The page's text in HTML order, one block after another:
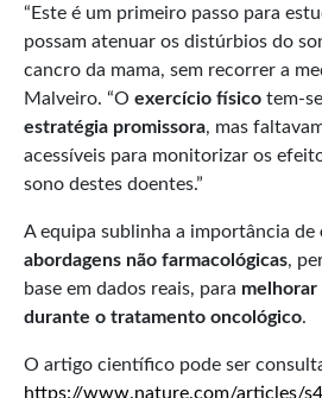
“Este é um primeiro passo para
possam atenuar os distúrbios do
cancro da mama, sem recorrer a
Malveiro. “O exercício físico tem-
estratégia promissora, mas
acessíveis para monitorizar os
sono destes doentes.”
A equipa sublinha a importância de
abordagens não farmacológicas,
base em dados reais, para melhorar
durante o tratamento oncológico.
O artigo científico pode ser
https://www.nature.com/articles/